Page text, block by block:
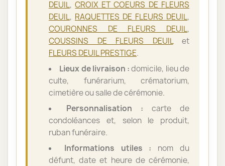
DEUIL,CROIX ET COEURS DE FLEURS
DEUIL, RAQUETTES DE FLEURS DEUIL,
COURONNES DE FLEURS DEUIL,
COUSSINS DE FLEURS DEUILet
FLEURS DEUIL PRESTIGE.
Lieux de livraison :domicile, lieu de
culte, funérarium, crématorium,
cimetière ou salle de cérémonie.
Personnalisation : carte de
condoléances et, selon le produit,
ruban funéraire.
Informations utiles : nom du
défunt, date et heure de cérémonie,